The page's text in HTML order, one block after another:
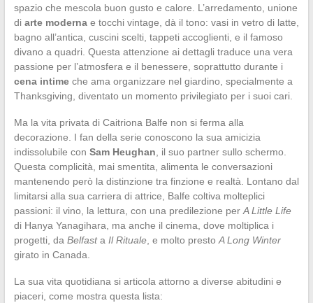
spazio che mescola buon gusto e calore. L’arredamento, unione
di arte modernae tocchi vintage, dà il tono: vasi in vetro di latte,
bagno all’antica, cuscini scelti, tappeti accoglienti, e il famoso
divano a quadri. Questa attenzione ai dettagli traduce una vera
passione per l’atmosfera e il benessere, soprattutto durante i
cena intimeche ama organizzare nel giardino, specialmente a
Thanksgiving, diventato un momento privilegiato per i suoi cari.
Ma la vita privata di Caitriona Balfe non si ferma alla
decorazione. I fan della serie conoscono la sua amicizia
indissolubile con Sam Heughan , il suo partner sullo schermo.
Questa complicità, mai smentita, alimenta le conversazioni
mantenendo però la distinzione tra finzione e realtà. Lontano dal
limitarsi alla sua carriera di attrice, Balfe coltiva molteplici
passioni: il vino, la lettura, con una predilezione per A Little Life
di Hanya Yanagihara, ma anche il cinema, dove moltiplica i
progetti, da Belfasta Il Rituale, e molto presto A Long Winter
girato in Canada.
La sua vita quotidiana si articola attorno a diverse abitudini e
piaceri, come mostra questa lista: